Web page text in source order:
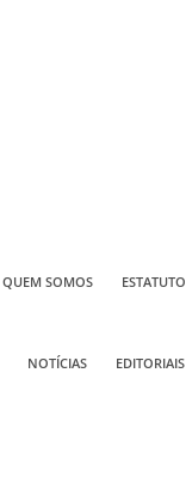
QUEM SOMOS ESTATUTO
NOTÍCIAS EDITORIAIS